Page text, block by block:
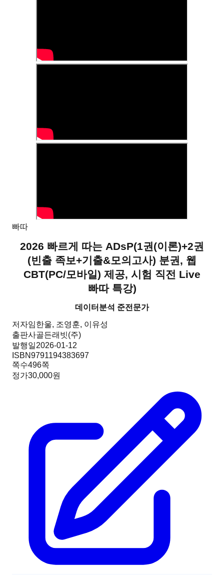
빠따
2026 빠르게 따는 ADsP(1권(이론)+2권
(빈출 족보+기출&모의고사) 분권, 웹
CBT(PC/모바일) 제공, 시험 직전 Live
빠따 특강)
데이터분석 준전문가
저자임한울, 조영훈, 이유성
출판사골든래빗(주)
발행일2026-01-12
ISBN9791194383697
쪽수496쪽
정가30,000원